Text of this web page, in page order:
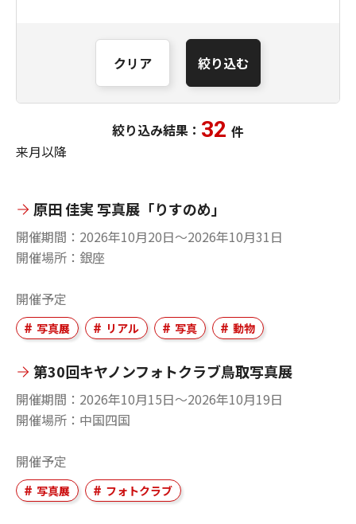
クリア 絞り込む
絞り込み結果： 32 件
来月以降
原田 佳実 写真展「りすのめ」
開催期間
2026年10月20日〜2026年10月31日
開催場所
銀座
開催予定
写真展 リアル 写真 動物
第30回キヤノンフォトクラブ鳥取写真展
開催期間
2026年10月15日〜2026年10月19日
開催場所
中国四国
開催予定
写真展 フォトクラブ